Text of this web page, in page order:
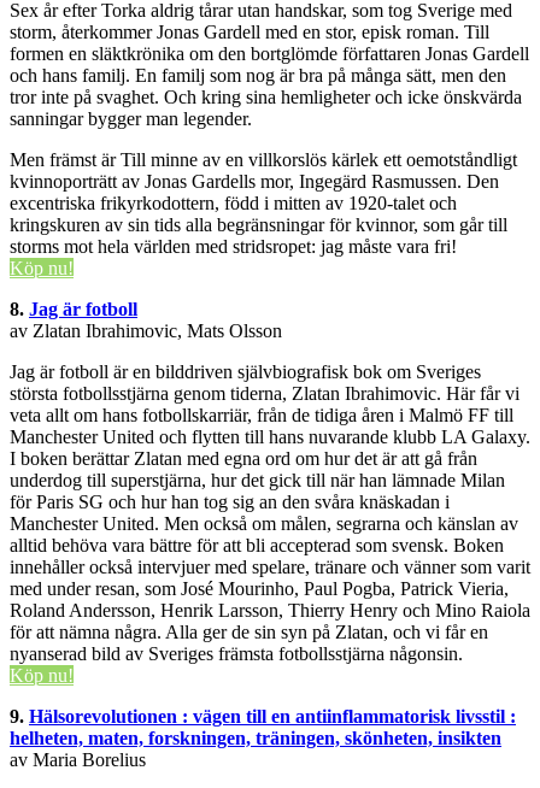
Sex år efter Torka aldrig tårar utan handskar, som tog Sverige med
storm, återkommer Jonas Gardell med en stor, episk roman. Till
formen en släktkrönika om den bortglömde författaren Jonas Gardell
och hans familj. En familj som nog är bra på många sätt, men den
tror inte på svaghet. Och kring sina hemligheter och icke önskvärda
sanningar bygger man legender.
Men främst är Till minne av en villkorslös kärlek ett oemotståndligt
kvinnoporträtt av Jonas Gardells mor, Ingegärd Rasmussen. Den
excentriska frikyrkodottern, född i mitten av 1920-talet och
kringskuren av sin tids alla begränsningar för kvinnor, som går till
storms mot hela världen med stridsropet: jag måste vara fri!
Köp nu!
8. Jag är fotboll
av Zlatan Ibrahimovic, Mats Olsson
Jag är fotboll är en bilddriven självbiografisk bok om Sveriges
största fotbollsstjärna genom tiderna, Zlatan Ibrahimovic. Här får vi
veta allt om hans fotbollskarriär, från de tidiga åren i Malmö FF till
Manchester United och flytten till hans nuvarande klubb LA Galaxy.
I boken berättar Zlatan med egna ord om hur det är att gå från
underdog till superstjärna, hur det gick till när han lämnade Milan
för Paris SG och hur han tog sig an den svåra knäskadan i
Manchester United. Men också om målen, segrarna och känslan av
alltid behöva vara bättre för att bli accepterad som svensk. Boken
innehåller också intervjuer med spelare, tränare och vänner som varit
med under resan, som José Mourinho, Paul Pogba, Patrick Vieria,
Roland Andersson, Henrik Larsson, Thierry Henry och Mino Raiola
för att nämna några. Alla ger de sin syn på Zlatan, och vi får en
nyanserad bild av Sveriges främsta fotbollsstjärna någonsin.
Köp nu!
9. Hälsorevolutionen : vägen till en antiinflammatorisk livsstil :
helheten, maten, forskningen, träningen, skönheten, insikten
av Maria Borelius